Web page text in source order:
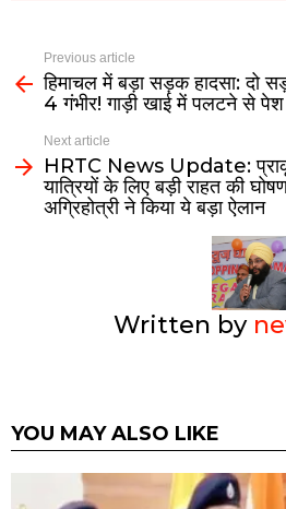
Previous article
हिमाचल में बड़ा सड़क हादसा: दो
4 गंभीर! गाड़ी खाई में पलटने से
Next article
HRTC News Update:
यात्रियों के लिए बड़ी राहत की
अग्रिहोत्री ने किया ये बड़ा ऐलान
Written by
YOU MAY ALSO LIKE